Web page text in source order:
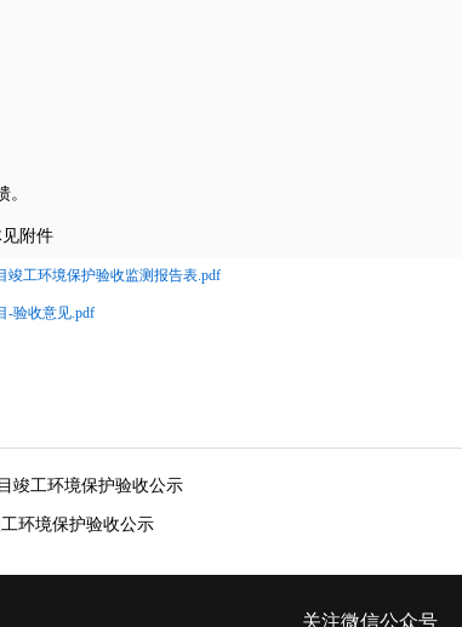
馈。
附件
竣工环境保护验收监测报告表.pdf
-验收意见.pdf
竣工环境保护验收公示
环境保护验收公示
关注微信公众号